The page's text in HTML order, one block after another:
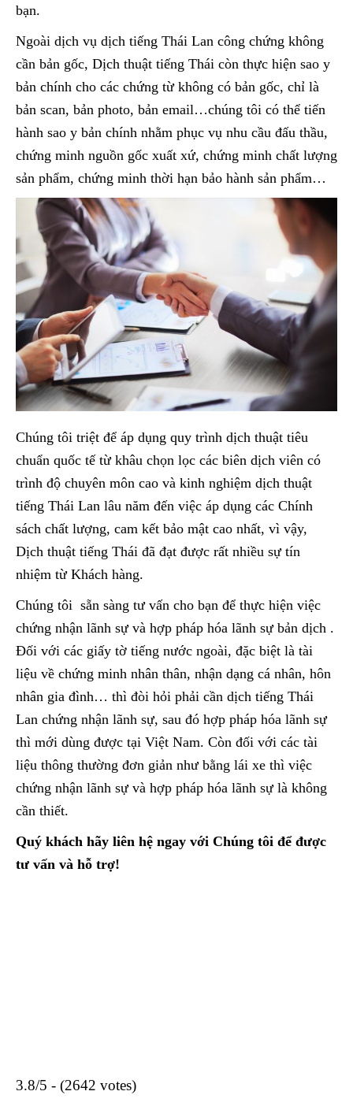
bạn.
Ngoài dịch vụ dịch tiếng Thái Lan công chứng không
cần bản gốc, Dịch thuật tiếng Thái còn thực hiện sao y
bản chính cho các chứng từ không có bản gốc, chỉ là
bản scan, bản photo, bản email…chúng tôi có thể tiến
hành sao y bản chính nhằm phục vụ nhu cầu đấu thầu,
chứng minh nguồn gốc xuất xứ, chứng minh chất lượng
sản phẩm, chứng minh thời hạn bảo hành sản phẩm…
Chúng tôi triệt để áp dụng quy trình dịch thuật tiêu
chuẩn quốc tế từ khâu chọn lọc các biên dịch viên có
trình độ chuyên môn cao và kinh nghiệm dịch thuật
tiếng Thái Lan lâu năm đến việc áp dụng các Chính
sách chất lượng, cam kết bảo mật cao nhất, vì vậy,
Dịch thuật tiếng Thái đã đạt được rất nhiều sự tín
nhiệm từ Khách hàng.
Chúng tôi sẵn sàng tư vấn cho bạn để thực hiện việc
chứng nhận lãnh sự và hợp pháp hóa lãnh sự bản dịch .
Đối với các giấy tờ tiếng nước ngoài, đặc biệt là tài
liệu về chứng minh nhân thân, nhận dạng cá nhân, hôn
nhân gia đình… thì đòi hỏi phải cần dịch tiếng Thái
Lan chứng nhận lãnh sự, sau đó hợp pháp hóa lãnh sự
thì mới dùng được tại Việt Nam. Còn đối với các tài
liệu thông thường đơn giản như bằng lái xe thì việc
chứng nhận lãnh sự và hợp pháp hóa lãnh sự là không
cần thiết.
Quý khách hãy liên hệ ngay với Chúng tôi để được
tư vấn và hỗ trợ!
3.8/5 - (2642 votes)